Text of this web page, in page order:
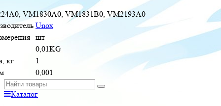
VM1830A0, VM1831B0, VM2193A0
Unox
шт
0,01KG
кг
1
0,001
Каталог